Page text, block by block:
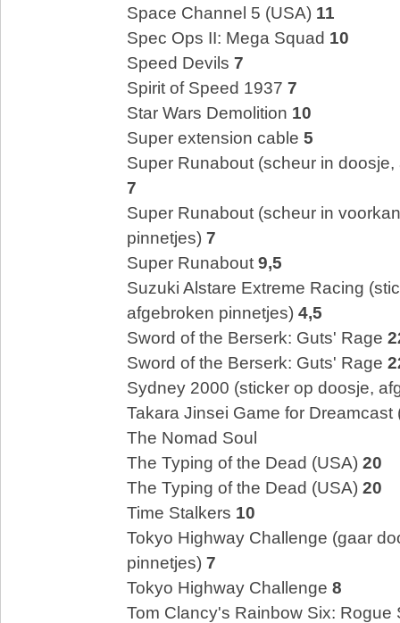
Space Channel 5 (USA) 11
Spec Ops II: Mega Squad 10
Speed Devils 7
Spirit of Speed 1937 7
Star Wars Demolition 10
Super extension cable 5
Super Runabout (scheur in
7
Super Runabout (scheur in
pinnetjes) 7
Super Runabout 9,5
Suzuki Alstare Extreme Racing
afgebroken pinnetjes) 4,5
Sword of the Berserk: Guts' Rage
Sword of the Berserk: Guts' Rage
Sydney 2000 (sticker op doosje,
Takara Jinsei Game for Dreamcast
The Nomad Soul
The Typing of the Dead (USA) 20
The Typing of the Dead (USA) 20
Time Stalkers 10
Tokyo Highway Challenge (gaar
pinnetjes) 7
Tokyo Highway Challenge 8
Tom Clancy's Rainbow Six: Rogue